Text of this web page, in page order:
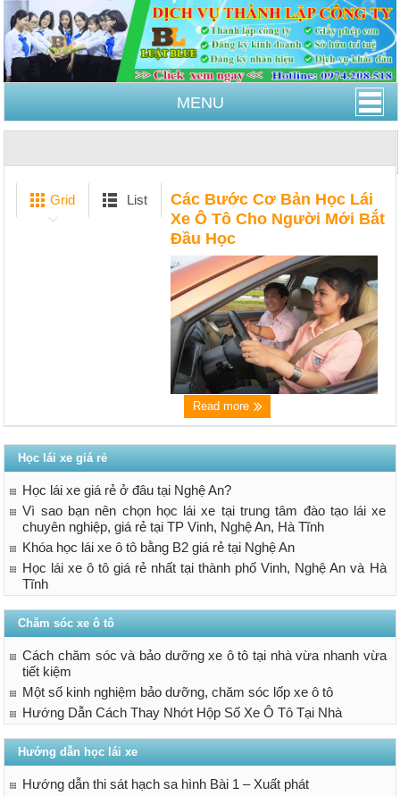
MENU
Grid List
Các Bước Cơ Bản Học Lái
Xe Ô Tô Cho Người Mới Bắt
Đầu Học
Read more
Học lái xe giá rẻ
Học lái xe giá rẻ ở đâu tại Nghệ An?
Vì sao bạn nên chọn học lái xe tại trung tâm đào tạo lái xe
chuyên nghiệp, giá rẻ tại TP Vinh, Nghệ An, Hà Tĩnh
Khóa học lái xe ô tô bằng B2 giá rẻ tại Nghệ An
Học lái xe ô tô giá rẻ nhất tại thành phố Vinh, Nghệ An và Hà
Tĩnh
Chăm sóc xe ô tô
Cách chăm sóc và bảo dưỡng xe ô tô tại nhà vừa nhanh vừa
tiết kiệm
Một số kinh nghiệm bảo dưỡng, chăm sóc lốp xe ô tô
Hướng Dẫn Cách Thay Nhớt Hộp Số Xe Ô Tô Tại Nhà
Hướng dẫn học lái xe
Hướng dẫn thi sát hạch sa hình Bài 1 – Xuất phát